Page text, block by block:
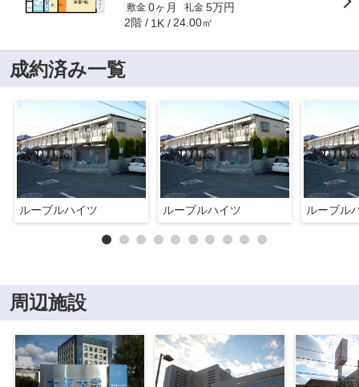
敷金 0ヶ月 礼金 5万円
2階 1K 24.00㎡
成約済み一覧
ルーブルハイツ ルーブルハイツ ルーブル
周辺施設